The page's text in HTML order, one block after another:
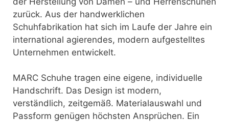
zurück. Aus der handwerklichen
Schuhfabrikation hat sich im Laufe der Jahre ein
international agierendes, modern aufgestelltes
Unternehmen entwickelt.
MARC Schuhe tragen eine eigene, individuelle
Handschrift. Das Design ist modern,
verständlich, zeitgemäß. Materialauswahl und
Passform genügen höchsten Ansprüchen. Ein